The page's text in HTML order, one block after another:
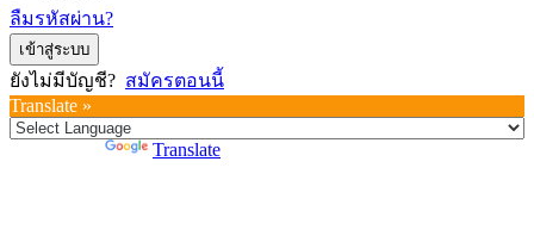
ลืมรหัสผ่าน?
เข้าสู่ระบบ
ยังไม่มีบัญชี? สมัครตอนนี้
Translate »
Translate